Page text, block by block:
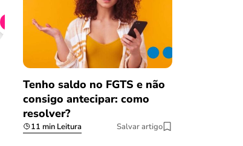
Tenho saldo no FGTS e não
consigo antecipar: como
resolver?
11 min Leitura Salvar artigo